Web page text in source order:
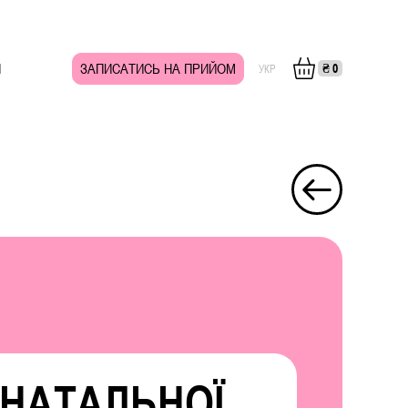
ЗАПИСАТИСЬ НА ПРИЙОМ УКР ₴0